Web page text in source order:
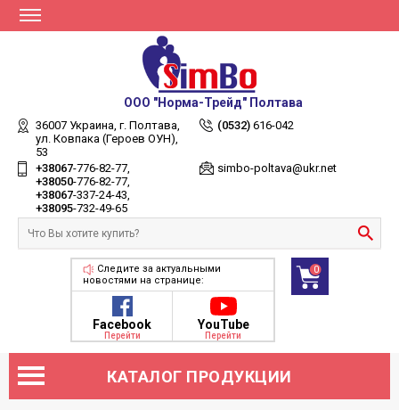
ООО "Норма-Трейд" Полтава
36007 Украина, г. Полтава,
ул. Ковпака (Героев ОУН),
53
(0532) 616-042
+38067-776-82-77
+38050-776-82-77
+38067-337-24-43
+38095-732-49-65
simbo-poltava@ukr.net
Следите за актуальными
новостями на странице:
Facebook
Перейти
YouTube
Перейти
0
КАТАЛОГ ПРОДУКЦИИ